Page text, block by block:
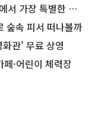
별한 편의점의 정체
숲속 피서 떠나볼까
관' 무료 상영
·어린이 체력장